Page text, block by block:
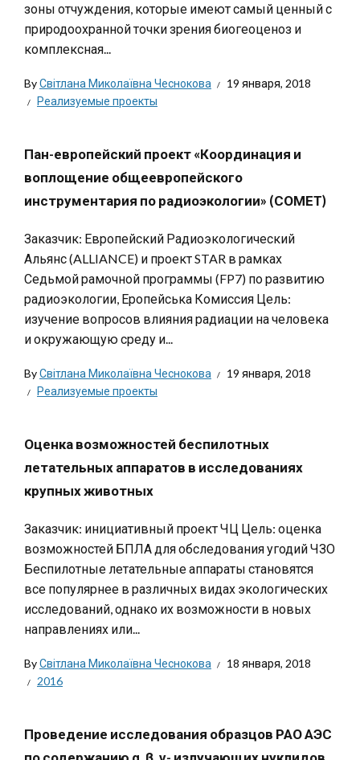
зоны отчуждения, которые имеют самый ценный с
природоохранной точки зрения биогеоценоз и
комплексная...
ByСвітлана Миколаївна Чеснокова
19 января, 2018
Реализуемые проекты
Пан-европейский проект «Координация и
воплощение общеевропейского
инструментария по радиоэкологии» (СОМЕТ)
Заказчик: Европейский Радиоэкологический
Альянс (ALLIANCE) и проект STAR в рамках
Седьмой рамочной программы (FP7) по развитию
радиоэкологии, Еропейська Комиссия Цель:
изучение вопросов влияния радиации на человека
и окружающую среду и...
ByСвітлана Миколаївна Чеснокова
19 января, 2018
Реализуемые проекты
Оценка возможностей беспилотных
летательных аппаратов в исследованиях
крупных животных
Заказчик: инициативный проект ЧЦ Цель: оценка
возможностей БПЛА для обследования угодий ЧЗО
Беспилотные летательные аппараты становятся
все популярнее в различных видах экологических
исследований, однако их возможности в новых
направлениях или...
ByСвітлана Миколаївна Чеснокова
18 января, 2018
2016
Проведение исследования образцов РАО АЭС